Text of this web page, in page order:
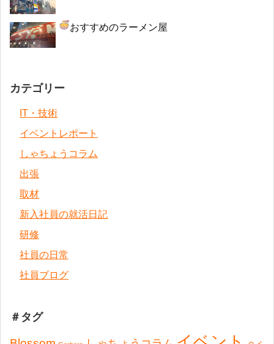
おすすめのラーメン屋
カテゴリー
IT・技術
イベントレポート
しゃちょうコラム
出張
取材
新入社員の就活日記
研修
社員の日常
社員ブログ
＃タグ